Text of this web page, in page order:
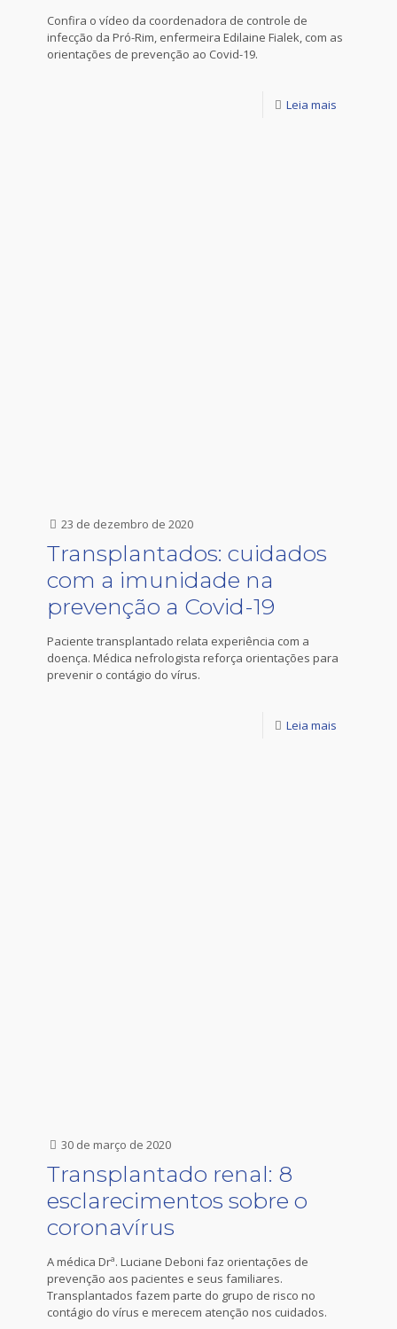
Confira o vídeo da coordenadora de controle de
infecção da Pró-Rim, enfermeira Edilaine Fialek, com as
orientações de prevenção ao Covid-19.
Leia mais
23 de dezembro de 2020
Transplantados: cuidados
com a imunidade na
prevenção a Covid-19
Paciente transplantado relata experiência com a
doença. Médica nefrologista reforça orientações para
prevenir o contágio do vírus.
Leia mais
30 de março de 2020
Transplantado renal: 8
esclarecimentos sobre o
coronavírus
A médica Drª. Luciane Deboni faz orientações de
prevenção aos pacientes e seus familiares.
Transplantados fazem parte do grupo de risco no
contágio do vírus e merecem atenção nos cuidados.